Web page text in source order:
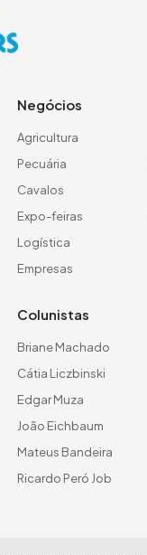
Negócios
Agricultura
Pecuária
Cavalos
Expo-feiras
Logística
Empresas
Colunistas
Briane Machado
Cátia Liczbinski
Edgar Muza
João Eichbaum
Mateus Bandeira
Ricardo Peró Job